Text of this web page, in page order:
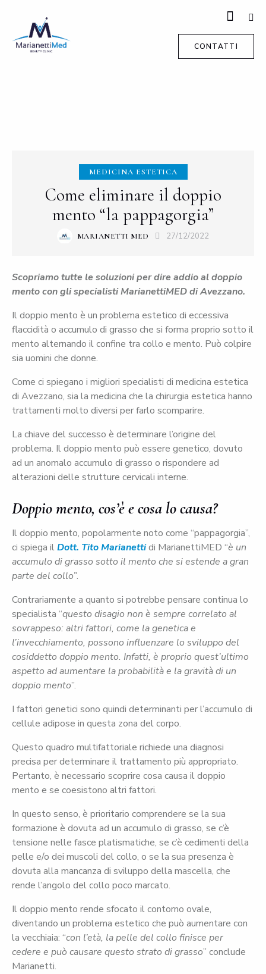
CONTATTI
MEDICINA ESTETICA
Come eliminare il doppio
mento “la pappagorgia”
MARIANETTI MED 27/12/2022
Scopriamo tutte le soluzioni per dire addio al doppio
mento con gli specialisti MarianettiMED di Avezzano.
Il doppio mento è un problema estetico di eccessiva
flaccidità o accumulo di grasso che si forma proprio sotto il
mento alternando il confine tra collo e mento. Può colpire
sia uomini che donne.
Come ci spiegano i migliori specialisti di medicina estetica
di Avezzano, sia la medicina che la chirurgia estetica hanno
trattamenti molto diversi per farlo scomparire.
La chiave del successo è determinare l’origine del
problema. Il doppio mento può essere genetico, dovuto
ad un anomalo accumulo di grasso o rispondere ad
alterazioni delle strutture cervicali interne.
Doppio mento, cos’è e cosa lo causa?
Il doppio mento, popolarmente noto come “pappagorgia”,
ci spiega ilDott. Tito Marianettidi MarianettiMED “è un
accumulo di grasso sotto il mento che si estende a gran
parte del collo”.
Contrariamente a quanto si potrebbe pensare continua lo
specialista “questo disagio non è sempre correlato al
sovrappeso: altri fattori, come la genetica e
l’invecchiamento, possono influenzare lo sviluppo del
cosiddetto doppio mento. Infatti, è proprio quest’ultimo
aspetto ad aumentare la probabilità e la gravità di un
doppio mento”.
I fattori genetici sono quindi determinanti per l’accumulo di
cellule adipose in questa zona del corpo.
Questo quadro multifattoriale richiede una diagnosi
precisa per determinare il trattamento più appropriato.
Pertanto, è necessario scoprire cosa causa il doppio
mento e se coesistono altri fattori.
In questo senso, è prioritario comprendere se la sua
formazione è dovuta ad un accumulo di grasso, se c’è
tensione nelle fasce platismatiche, se c’è cedimenti della
pelle e/o dei muscoli del collo, o se la sua presenza è
dovuta alla mancanza di sviluppo della mascella, che
rende l’angolo del collo poco marcato.
Il doppio mento rende sfocato il contorno ovale,
diventando un problema estetico che può aumentare con
la vecchiaia: “con l’età, la pelle del collo finisce per
cedere e può causare questo strato di grasso” conclude
Marianetti.